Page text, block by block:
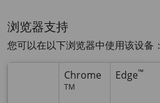
浏览器支持
您可以在以下浏览器中使用该设备：
Chrome
TM
Edge™